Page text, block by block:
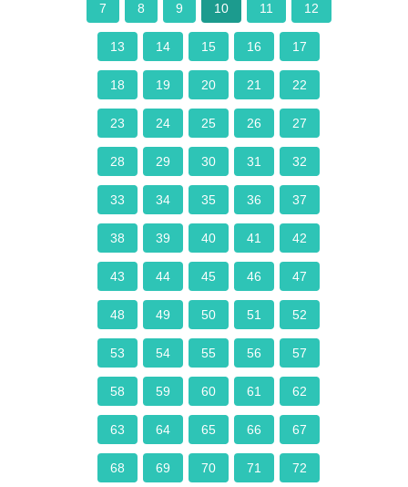
7 8 9 10 11 12
13 14 15 16 17
18 19 20 21 22
23 24 25 26 27
28 29 30 31 32
33 34 35 36 37
38 39 40 41 42
43 44 45 46 47
48 49 50 51 52
53 54 55 56 57
58 59 60 61 62
63 64 65 66 67
68 69 70 71 72